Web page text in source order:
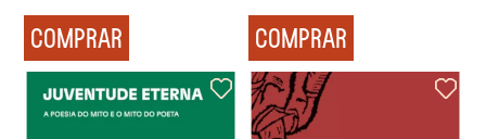
COMPRAR
COMPRAR